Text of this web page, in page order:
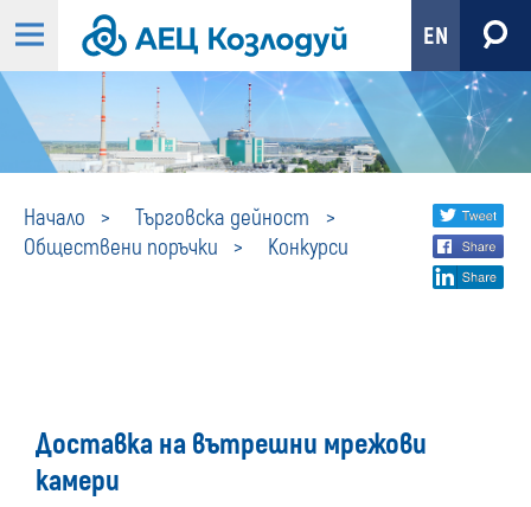
EN
Начало
Търговска дейност
Обществени поръчки
Конкурси
Конкурси
Share
social
Доставка на вътрешни мрежови
камери